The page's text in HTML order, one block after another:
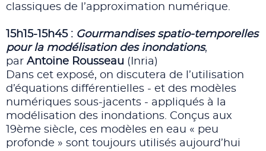
classiques de l’approximation numérique.
15h15-15h45 : Gourmandises spatio-temporelles
pour la modélisation des inondations,
par Antoine Rousseau (Inria)
Dans cet exposé, on discutera de l’utilisation
d’équations différentielles - et des modèles
numériques sous-jacents - appliqués à la
modélisation des inondations. Conçus aux
19ème siècle, ces modèles en eau « peu
profonde » sont toujours utilisés aujourd’hui